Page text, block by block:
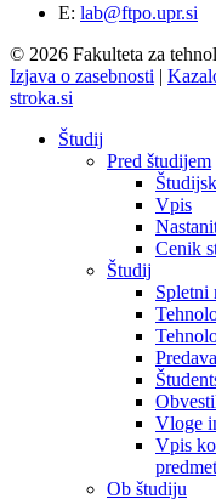
E: lab@ftpo.upr.si
© 2026 Fakulteta za
Izjava o zasebnosti |
stroka.si
Študij
Pred študijem
Vpis
Cenik
Študij
Spletni
Vloge
Vpis
Ob študiju